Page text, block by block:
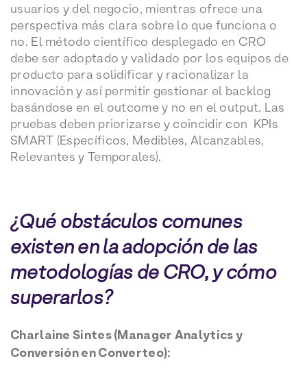
usuarios y del negocio, mientras ofrece una
perspectiva más clara sobre lo que funciona o
no. El método científico desplegado en CRO
debe ser adoptado y validado por los equipos de
producto para solidificar y racionalizar la
innovación y así permitir gestionar el backlog
basándose en el outcome y no en el output. Las
pruebas deben priorizarse y coincidir con KPIs
SMART (Específicos, Medibles, Alcanzables,
Relevantes y Temporales).
¿Qué obstáculos comunes
existen en la adopción de las
metodologías de CRO, y cómo
superarlos?
Charlaine Sintes (Manager Analytics y
Conversión en Converteo):